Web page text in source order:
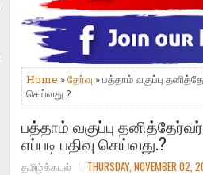
Home »தேர்வு » பத்தாம் வகுப்பு
செய்வது.?
பத்தாம் வகுப்பு
எப்படி பதிவு செய்வது.?
தமிழ்க்கடல் THURSDAY, NOVEMBER 02,